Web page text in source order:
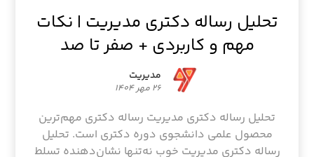
تحلیل رساله دکتری مدیریت | نکات
مهم و کاربردی + صفر تا صد
مدیریت
۲۶ مهر ۱۴۰۴
تحلیل رساله دکتری مدیریت رساله دکتری مهم‌ترین
محصول علمی دانشجوی دوره دکتری است. تحلیل
رساله دکتری مدیریت خوب نه‌تنها نشان‌دهنده تسلط